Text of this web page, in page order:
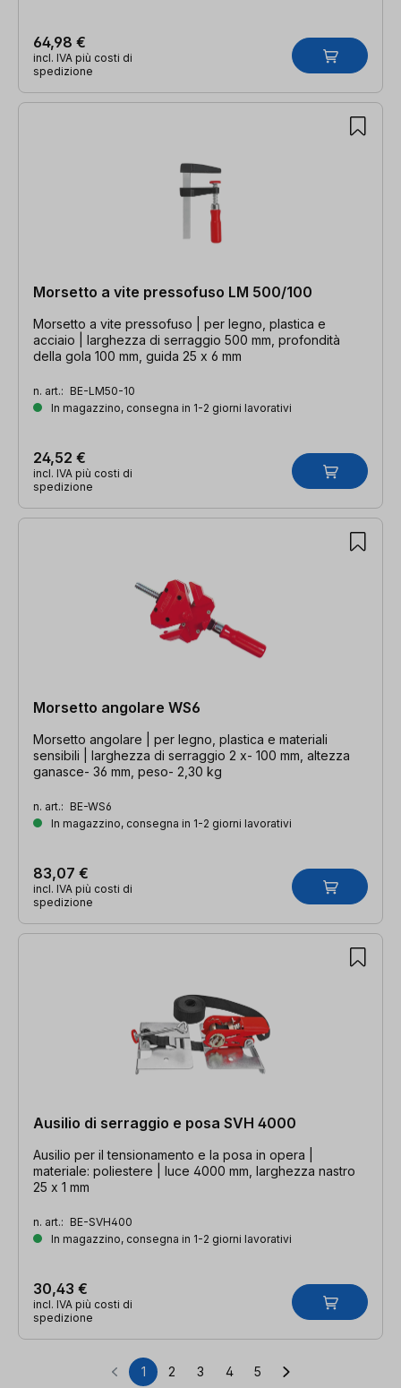
64,98 €
incl. IVA più costi di
spedizione
Morsetto a vite pressofuso LM 500/100
Morsetto a vite pressofuso | per legno, plastica e
acciaio | larghezza di serraggio 500 mm, profondità
della gola 100 mm, guida 25 x 6 mm
n. art.: BE-LM50-10
In magazzino, consegna in 1-2 giorni lavorativi
24,52 €
incl. IVA più costi di
spedizione
Morsetto angolare WS6
Morsetto angolare | per legno, plastica e materiali
sensibili | larghezza di serraggio 2 x- 100 mm, altezza
ganasce- 36 mm, peso- 2,30 kg
n. art.: BE-WS6
In magazzino, consegna in 1-2 giorni lavorativi
83,07 €
incl. IVA più costi di
spedizione
Ausilio di serraggio e posa SVH 4000
Ausilio per il tensionamento e la posa in opera |
materiale: poliestere | luce 4000 mm, larghezza nastro
25 x 1 mm
n. art.: BE-SVH400
In magazzino, consegna in 1-2 giorni lavorativi
30,43 €
incl. IVA più costi di
spedizione
Pagina
1 Pagina
2 Pagina
3 Pagina
4 Pagina
5